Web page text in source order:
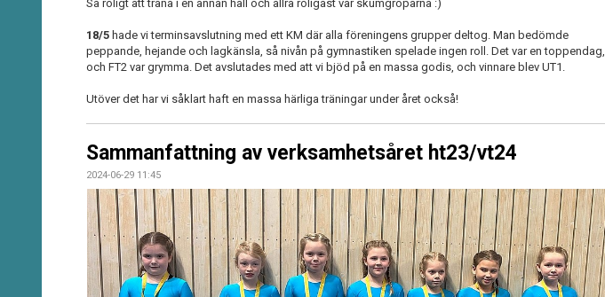
Så roligt att träna i en annan hall och allra roligast var skumgroparna :)
18/5 hade vi terminsavslutning med ett KM där alla föreningens grupper deltog. Man bedömde
peppande, hejande och lagkänsla, så nivån på gymnastiken spelade ingen roll. Det var en toppendag,
och FT2 var grymma. Det avslutades med att vi bjöd på en massa godis, och vinnare blev UT1.
Utöver det har vi såklart haft en massa härliga träningar under året också!
Sammanfattning av verksamhetsåret ht23/vt24
2024-06-29 11:45